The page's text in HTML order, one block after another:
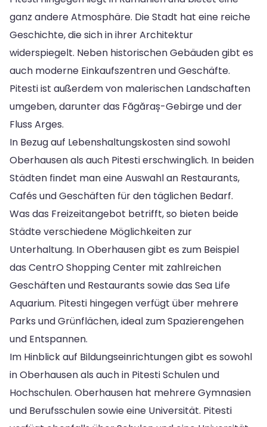
ganz andere Atmosphäre. Die Stadt hat eine reiche
Geschichte, die sich in ihrer Architektur
widerspiegelt. Neben historischen Gebäuden gibt es
auch moderne Einkaufszentren und Geschäfte.
Pitesti ist außerdem von malerischen Landschaften
umgeben, darunter das Făgăraș-Gebirge und der
Fluss Arges.
In Bezug auf Lebenshaltungskosten sind sowohl
Oberhausen als auch Pitesti erschwinglich. In beiden
Städten findet man eine Auswahl an Restaurants,
Cafés und Geschäften für den täglichen Bedarf.
Was das Freizeitangebot betrifft, so bieten beide
Städte verschiedene Möglichkeiten zur
Unterhaltung. In Oberhausen gibt es zum Beispiel
das CentrO Shopping Center mit zahlreichen
Geschäften und Restaurants sowie das Sea Life
Aquarium. Pitesti hingegen verfügt über mehrere
Parks und Grünflächen, ideal zum Spazierengehen
und Entspannen.
Im Hinblick auf Bildungseinrichtungen gibt es sowohl
in Oberhausen als auch in Pitesti Schulen und
Hochschulen. Oberhausen hat mehrere Gymnasien
und Berufsschulen sowie eine Universität. Pitesti